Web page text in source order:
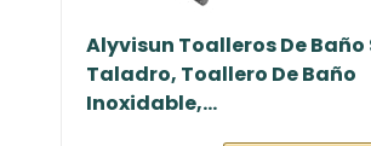
Alyvisun Toalleros De Baño
Taladro, Toallero De Baño
Inoxidable,...